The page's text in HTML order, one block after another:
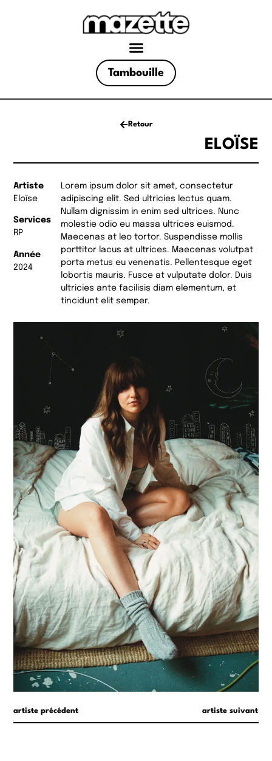
Tambouille
Retour
ELOÏSE
Artiste
Eloïse
Services
RP
Année
2024
Lorem ipsum dolor sit amet, consectetur
adipiscing elit. Sed ultricies lectus quam.
Nullam dignissim in enim sed ultrices. Nunc
molestie odio eu massa ultrices euismod.
Maecenas at leo tortor. Suspendisse mollis
porttitor lacus at ultrices. Maecenas volutpat
porta metus eu venenatis. Pellentesque eget
lobortis mauris. Fusce at vulputate dolor. Duis
ultricies ante facilisis diam elementum, et
tincidunt elit semper.
artiste précédent artiste suivant